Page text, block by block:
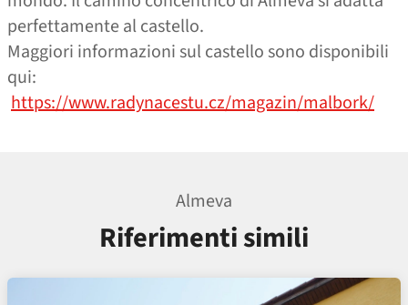
perfettamente al castello.
Maggiori informazioni sul castello sono disponibili
qui:
https://www.radynacestu.cz/magazin/malbork/
Almeva
Riferimenti simili